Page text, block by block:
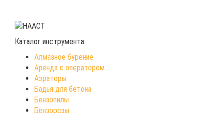
Каталог инструмента:
Алмазное бурение
Аренда с оператором
Аэраторы
Бадья для бетона
Бензопилы
Бензорезы